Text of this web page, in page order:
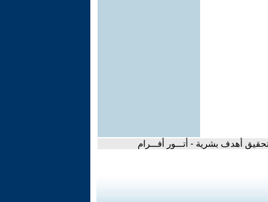
أهدف بشرية - أتـــور أفـــرام